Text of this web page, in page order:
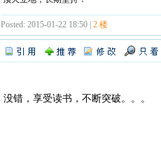
Posted: 2015-01-22 18:50 | 2 楼
没错，享受读书，不断突破。。。